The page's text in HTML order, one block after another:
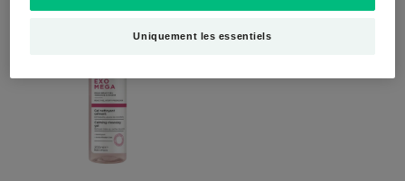
Gel
nettoyant
Uniquement les essentiels